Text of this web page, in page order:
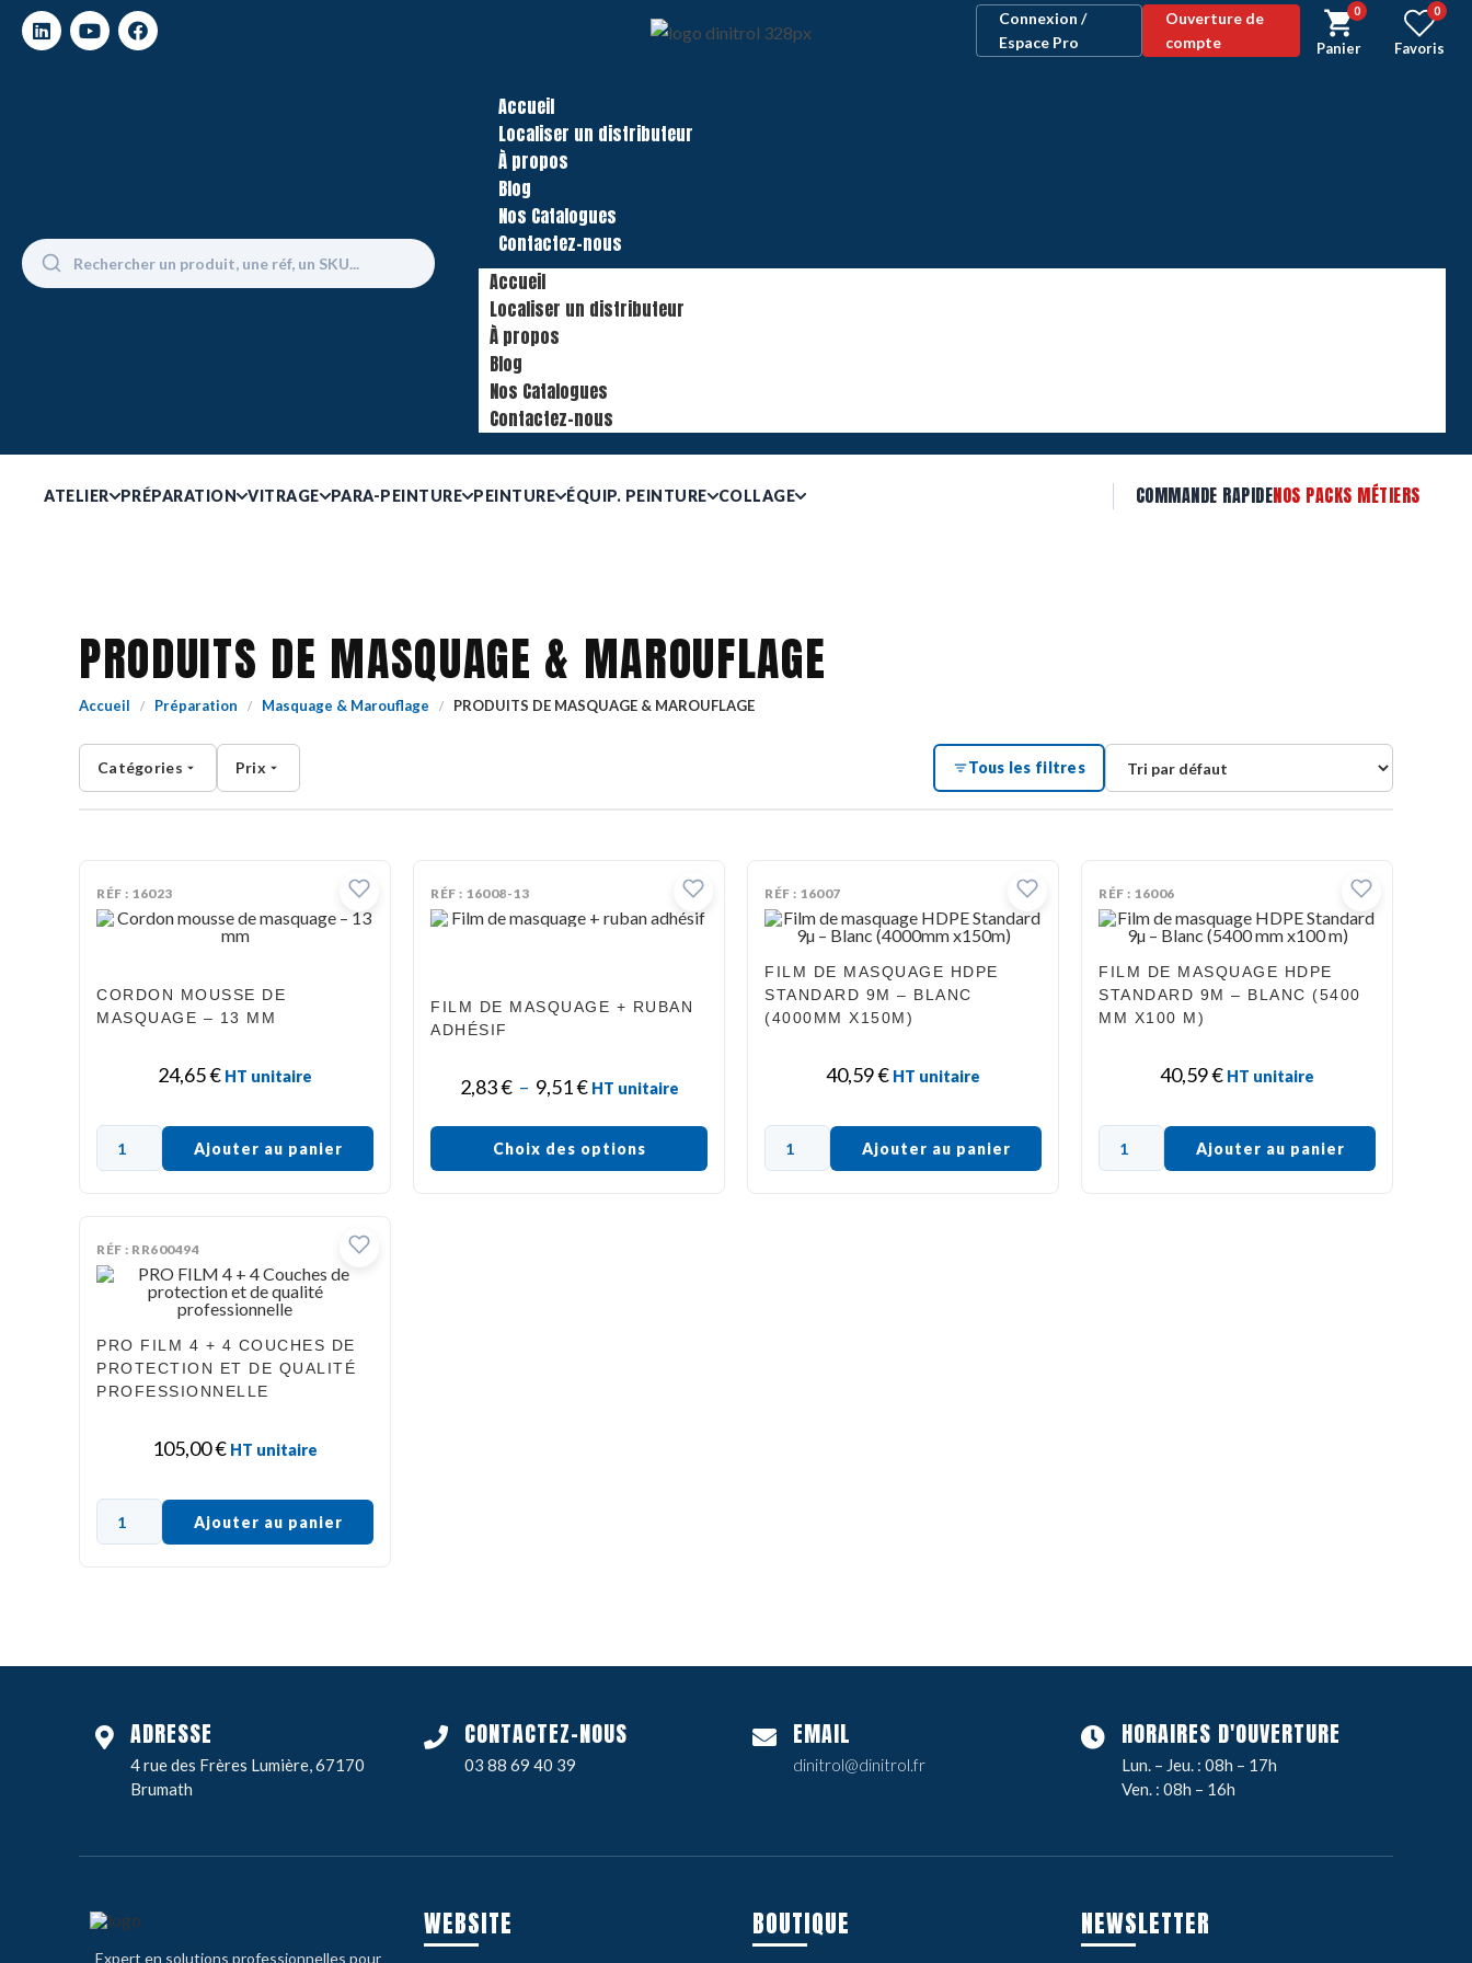
Connexion /
Espace Pro
Ouverture de
compte
0
Panier
0
Favoris
Accueil
Localiser un distributeur
À propos
Blog
Nos Catalogues
Contactez-nous
Accueil
Localiser un distributeur
À propos
Blog
Nos Catalogues
Contactez-nous
ATELIER PRÉPARATION VITRAGE PARA-PEINTURE PEINTURE ÉQUIP. PEINTURE COLLAGE COMMANDE RAPIDENOS PACKS MÉTIERS
PRODUITS DE MASQUAGE & MAROUFLAGE
Accueil / Préparation / Masquage & Marouflage / PRODUITS DE MASQUAGE & MAROUFLAGE
Catégories Prix Tous les filtres
RÉF : 16023
CORDON MOUSSE DE
MASQUAGE – 13 MM
24,65€ HT unitaire
Ajouter au panier
RÉF : 16008-13
FILM DE MASQUAGE + RUBAN
ADHÉSIF
2,83€ – 9,51€ HT unitaire
Choix des options
RÉF : 16007
FILM DE MASQUAGE HDPE
STANDARD 9Μ – BLANC
(4000MM X150M)
40,59€ HT unitaire
Ajouter au panier
RÉF : 16006
FILM DE MASQUAGE HDPE
STANDARD 9Μ – BLANC (5400
MM X100 M)
40,59€ HT unitaire
Ajouter au panier
RÉF : RR600494
PRO FILM 4 + 4 COUCHES DE
PROTECTION ET DE QUALITÉ
PROFESSIONNELLE
105,00€ HT unitaire
Ajouter au panier
ADRESSE
4 rue des Frères Lumière, 67170
Brumath
CONTACTEZ-NOUS
03 88 69 40 39
EMAIL
dinitrol@dinitrol.fr
HORAIRES D'OUVERTURE
Lun. – Jeu. : 08h – 17h
Ven. : 08h – 16h
Expert en solutions professionnelles pour
WEBSITE BOUTIQUE NEWSLETTER